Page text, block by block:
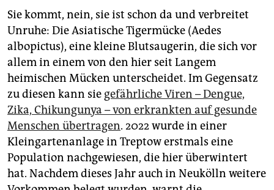
unterstützen
abo
genossenschaft
epaper login
Sie kommt, nein, sie ist schon da und verbreitet
Unruhe: Die Asiatische Tigermücke (Aedes
albopictus), eine kleine Blutsaugerin, die sich vor
allem in einem von den hier seit Langem
heimischen Mücken unterscheidet. Im Gegensatz
zu diesen kann sie gefährliche Viren – Dengue,
Zika, Chikungunya – von erkrankten auf gesunde
Menschen übertragen. 2022 wurde in einer
Kleingartenanlage in Treptow erstmals eine
Population nachgewiesen, die hier überwintert
hat. Nachdem dieses Jahr auch in Neukölln weitere